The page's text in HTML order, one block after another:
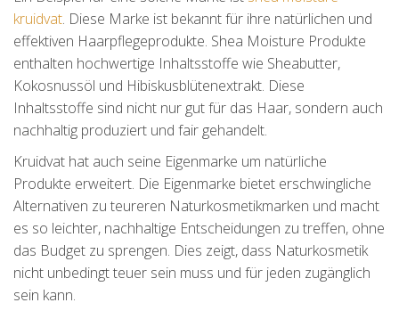
kruidvat. Diese Marke ist bekannt für ihre natürlichen und
effektiven Haarpflegeprodukte. Shea Moisture Produkte
enthalten hochwertige Inhaltsstoffe wie Sheabutter,
Kokosnussöl und Hibiskusblütenextrakt. Diese
Inhaltsstoffe sind nicht nur gut für das Haar, sondern auch
nachhaltig produziert und fair gehandelt.
Kruidvat hat auch seine Eigenmarke um natürliche
Produkte erweitert. Die Eigenmarke bietet erschwingliche
Alternativen zu teureren Naturkosmetikmarken und macht
es so leichter, nachhaltige Entscheidungen zu treffen, ohne
das Budget zu sprengen. Dies zeigt, dass Naturkosmetik
nicht unbedingt teuer sein muss und für jeden zugänglich
sein kann.